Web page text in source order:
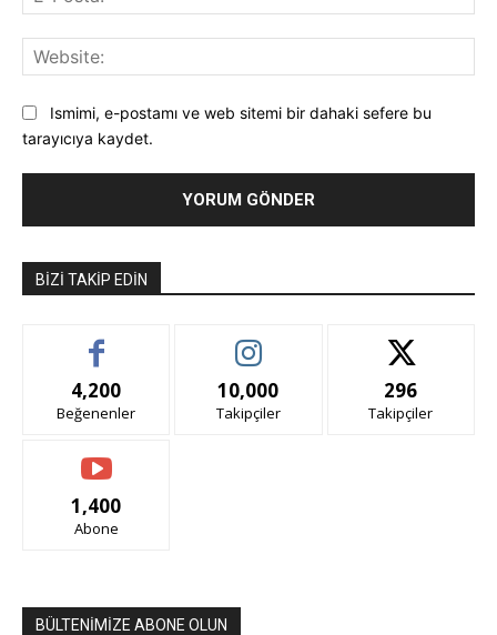
Ismimi, e-postamı ve web sitemi bir dahaki sefere bu
tarayıcıya kaydet.
BIZI TAKIP EDIN
4,200
Beğenenler
10,000
Takipçiler
296
Takipçiler
1,400
Abone
BÜLTENİMİZE ABONE OLUN